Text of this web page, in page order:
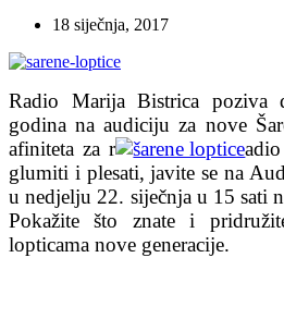
18 siječnja, 2017
Radio Marija Bistrica
godina na audiciju za nove
afiniteta za r
glumiti i plesati, javite se na
u nedjelju 22. siječnja u 15 sati
Pokažite što znate i
lopticama nove generacije.